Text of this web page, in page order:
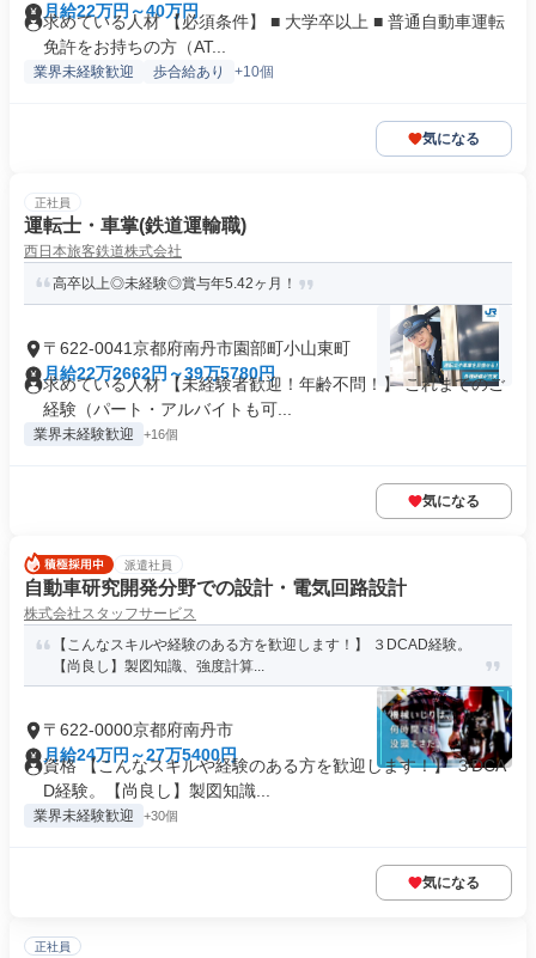
月給22万円～40万円
求めている人材 【必須条件】 ■ 大学卒以上 ■ 普通自動車運転
免許をお持ちの方（AT...
業界未経験歓迎 歩合給あり +10個
気になる
正社員
運転士・車掌(鉄道運輸職)
西日本旅客鉄道株式会社
高卒以上◎未経験◎賞与年5.42ヶ月！
〒622-0041京都府南丹市園部町小山東町
月給22万2662円～39万5780円
求めている人材 【未経験者歓迎！年齢不問！】 これまでのご
経験（パート・アルバイトも可...
業界未経験歓迎 +16個
気になる
派遣社員
自動車研究開発分野での設計・電気回路設計
株式会社スタッフサービス
【こんなスキルや経験のある方を歓迎します！】 ３DCAD経験。
【尚良し】製図知識、強度計算...
〒622-0000京都府南丹市
月給24万円～27万5400円
資格 【こんなスキルや経験のある方を歓迎します！】 ３DCA
D経験。【尚良し】製図知識...
業界未経験歓迎 +30個
気になる
正社員